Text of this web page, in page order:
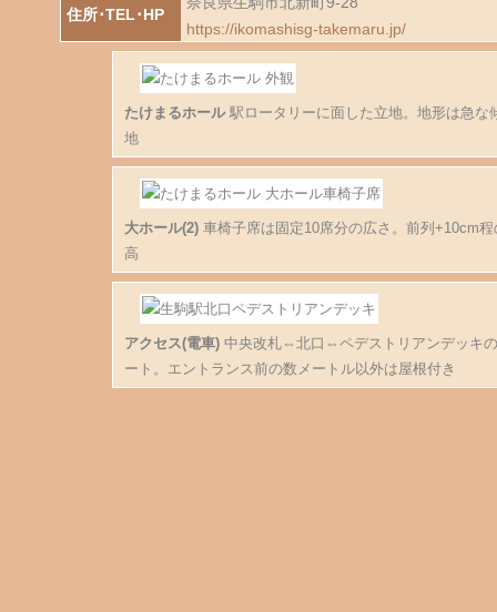
住所･TEL･HP
https://ikomashisg-takemaru.jp/
たけまるホール駅ロータリーに面した立地。地形は急な
地
大ホール(2)車椅子席は固定10席分の広さ。前列+10cm程
高
アクセス(電車)中央改札⇔北口⇔ペデストリアンデッキ
ート。エントランス前の数メートル以外は屋根付き